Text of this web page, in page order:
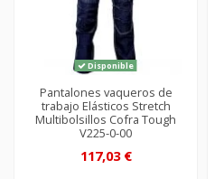
Disponible
Pantalones vaqueros de
trabajo Elásticos Stretch
Multibolsillos Cofra Tough
V225-0-00
117,03 €